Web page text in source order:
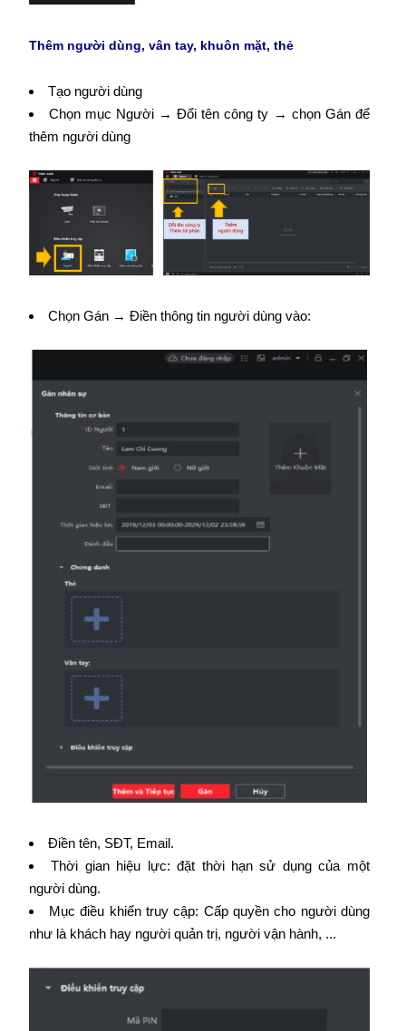
Thêm người dùng, vân tay, khuôn mặt, thẻ
Tạo người dùng
Chọn mục Người → Đổi tên công ty → chọn Gán để
thêm người dùng
Chọn Gán → Điền thông tin người dùng vào:
Điền tên, SĐT, Email.
Thời gian hiệu lực: đặt thời hạn sử dụng của một
người dùng.
Mục điều khiển truy cập: Cấp quyền cho người dùng
như là khách hay người quản trị, người vận hành, ...